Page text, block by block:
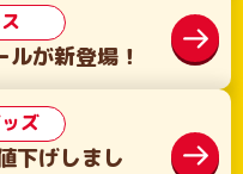
が新登場！
ズ
下げしまし